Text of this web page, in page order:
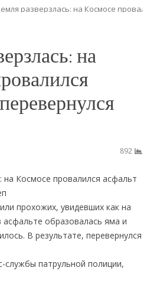
разверзлась: на Космосе
на
892
прохожих, увидевших как на
образовалась яма и
В результате, перевернулся
службы патрульной полиции,